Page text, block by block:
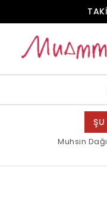
Muhsin
Allah bir,